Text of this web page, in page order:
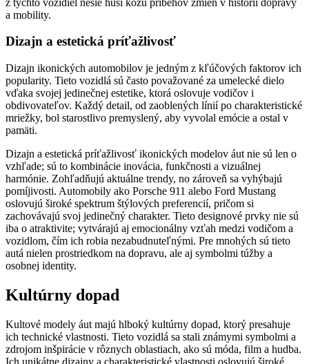
a mobility.
Dizajn a estetická príťažlivosť
Dizajn ikonických automobilov je jedným z kľúčových faktorov ich
popularity. Tieto vozidlá sú často považované za umelecké dielo
vďaka svojej jedinečnej estetike, ktorá oslovuje vodičov i
obdivovateľov. Každý detail, od zaoblených línií po charakteristické
mriežky, bol starostlivo premyslený, aby vyvolal emócie a ostal v
pamäti.
Dizajn a estetická príťažlivosť ikonických modelov áut nie sú len o
vzhľade; sú to kombinácie inovácia, funkčnosti a vizuálnej
harmónie. Zohľadňujú aktuálne trendy, no zároveň sa vyhýbajú
pomíjivosti. Automobily ako Porsche 911 alebo Ford Mustang
oslovujú široké spektrum štýlových preferencií, pričom si
zachovávajú svoj jedinečný charakter. Tieto designové prvky nie sú
iba o atraktivite; vytvárajú aj emocionálny vzťah medzi vodičom a
vozidlom, čím ich robia nezabudnuteľnými. Pre mnohých sú tieto
autá nielen prostriedkom na dopravu, ale aj symbolmi túžby a
osobnej identity.
Kultúrny dopad
Kultové modely áut majú hlboký kultúrny dopad, ktorý presahuje
ich technické vlastnosti. Tieto vozidlá sa stali známymi symbolmi a
zdrojom inšpirácie v rôznych oblastiach, ako sú móda, film a hudba.
Ich unikátne dizajny a charakteristické vlastnosti oslovujú široké